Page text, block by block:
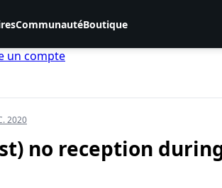
CommunautéBoutique
un compte
2020
no reception